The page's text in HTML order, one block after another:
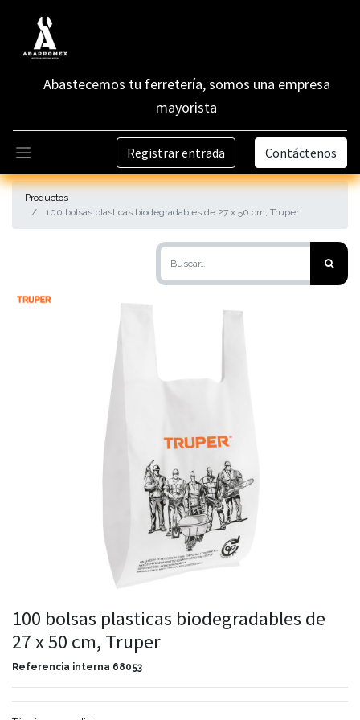
Abastecemos tu ferretería, somos una empresa
mayorista
Registrar entrada Contáctenos
Productos
100 bolsas plasticas biodegradables de 27 x 50 cm, Truper
100 bolsas plasticas biodegradables de
27 x 50 cm, Truper
Referencia interna 68053